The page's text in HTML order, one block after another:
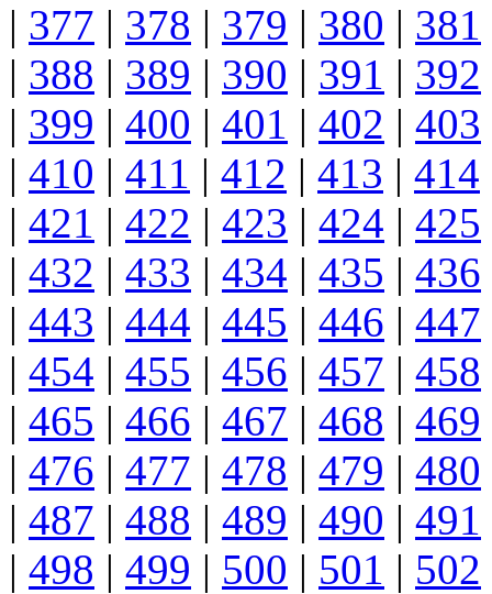
| 377 | 378 | 379 | 380 | 381
| 388 | 389 | 390 | 391 | 392
| 399 | 400 | 401 | 402 | 403
| 410 | 411 | 412 | 413 | 414
| 421 | 422 | 423 | 424 | 425
| 432 | 433 | 434 | 435 | 436
| 443 | 444 | 445 | 446 | 447
| 454 | 455 | 456 | 457 | 458
| 465 | 466 | 467 | 468 | 469
| 476 | 477 | 478 | 479 | 480
| 487 | 488 | 489 | 490 | 491
| 498 | 499 | 500 | 501 | 502